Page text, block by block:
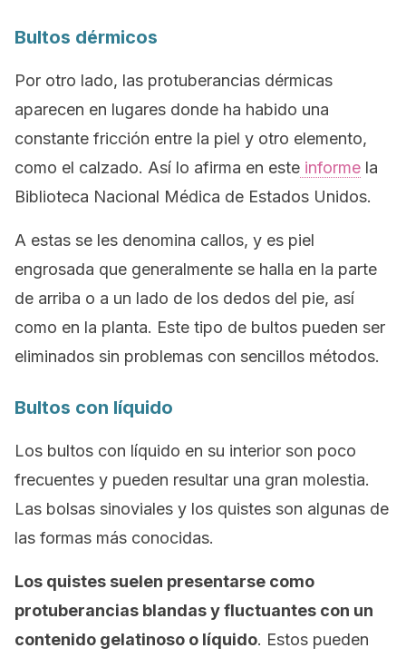
Bultos dérmicos
Por otro lado, las protuberancias dérmicas
aparecen en lugares donde ha habido una
constante fricción entre la piel y otro elemento,
como el calzado. Así lo afirma en este informe la
Biblioteca Nacional Médica de Estados Unidos.
A estas se les denomina callos, y es piel
engrosada que generalmente se halla en la parte
de arriba o a un lado de los dedos del pie, así
como en la planta. Este tipo de bultos pueden ser
eliminados sin problemas con sencillos métodos.
Bultos con líquido
Los bultos con líquido en su interior son poco
frecuentes y pueden resultar una gran molestia.
Las bolsas sinoviales y los quistes son algunas de
las formas más conocidas.
Los quistes suelen presentarse como
protuberancias blandas y fluctuantes con un
contenido gelatinoso o líquido. Estos pueden